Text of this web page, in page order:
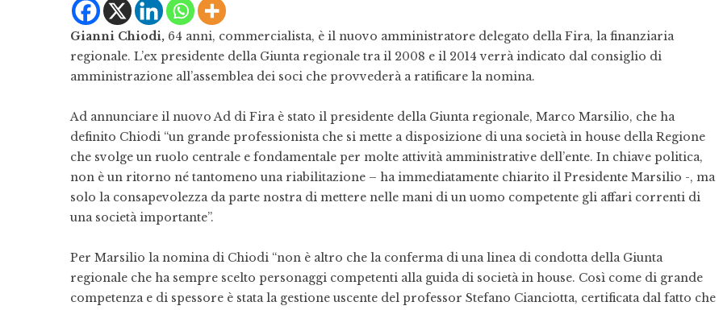
Gianni Chiodi, 64 anni, commercialista, è il nuovo amministratore delegato della Fira, la finanziaria
regionale. L’ex presidente della Giunta regionale tra il 2008 e il 2014 verrà indicato dal consiglio di
amministrazione all’assemblea dei soci che provvederà a ratificare la nomina.
Ad annunciare il nuovo Ad di Fira è stato il presidente della Giunta regionale, Marco Marsilio, che ha
definito Chiodi “un grande professionista che si mette a disposizione di una società in house della Regione
che svolge un ruolo centrale e fondamentale per molte attività amministrative dell’ente. In chiave politica,
non è un ritorno né tantomeno una riabilitazione – ha immediatamente chiarito il Presidente Marsilio -, ma
solo la consapevolezza da parte nostra di mettere nelle mani di un uomo competente gli affari correnti di
una società importante”.
Per Marsilio la nomina di Chiodi “non è altro che la conferma di una linea di condotta della Giunta
regionale che ha sempre scelto personaggi competenti alla guida di società in house. Così come di grande
competenza e di spessore è stata la gestione uscente del professor Stefano Cianciotta, certificata dal fatto che